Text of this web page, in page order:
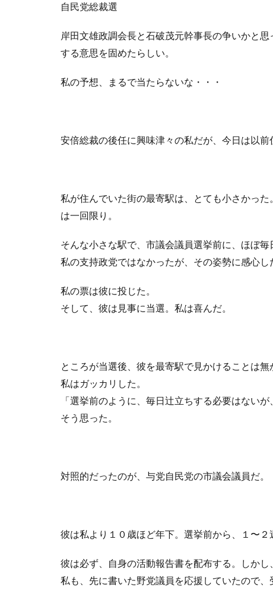
自民党総裁選
岸田文雄政調会長と石破茂元幹事長の争いかと
する意思を固めたらしい。
私の予想、まるで当たらないな・・・
安倍総裁の後任に興味津々の私だが、今日は以
私が住んでいた街の最寄駅は、とても小さかっ
は一回限り。
そんな小さな駅で、市議会議員選挙前に、ほぼ毎
私の支持政党ではなかったが、その姿勢に感心し
私の票は彼に投じた。
そして、彼は見事に当選。私は喜んだ。
ところが当選後、彼を最寄駅で見かけることは無
私はガッカリした。
「選挙前のように、毎日辻立ちする必要はないが
そう思った。
対照的だったのが、与党自民党の市議会議員だ。
彼は私より１０歳ほど年下。選挙前から、１〜
彼は必ず、自身の活動報告書を配布する。しかし
私も、先に書いた野党議員を応援していたので、